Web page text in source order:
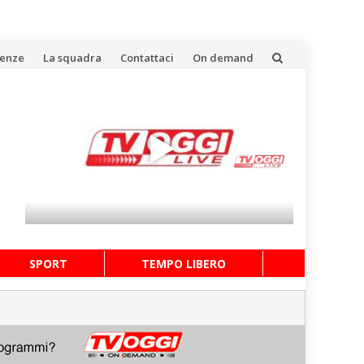
La squadra Contattaci On demand
SPORT TEMPO LIBERO